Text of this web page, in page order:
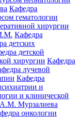
Кафедра
гематологии
хирургии
Кафедра
детских
детской
хирургии Кафедра
лучевой
Кафедра
и
и клинической
А.М. Мурзалиева
онкологии